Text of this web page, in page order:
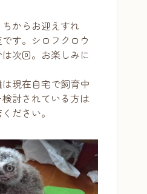
からお迎えすれ
す。シロフクロウ
次回。お楽しみに
現在自宅で飼育中
討されている方は
ださい。